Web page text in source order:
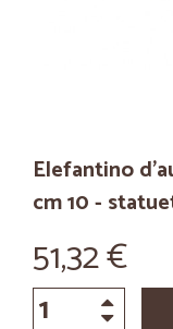
Elefantino
cm 10 -
51,32 €